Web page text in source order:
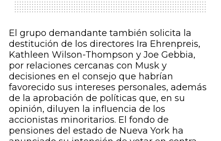
El grupo demandante también solicita la
destitución de los directores Ira Ehrenpreis,
Kathleen Wilson-Thompson y Joe Gebbia,
por relaciones cercanas con Musk y
decisiones en el consejo que habrían
favorecido sus intereses personales, además
de la aprobación de políticas que, en su
opinión, diluyen la influencia de los
accionistas minoritarios. El fondo de
pensiones del estado de Nueva York ha